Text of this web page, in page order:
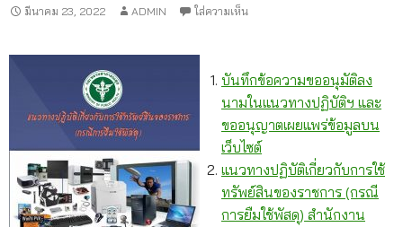
มีนาคม 23, 2022 ADMIN ใส่ความเห็น
บันทึกข้อความขออนุมัติลง
นามในแนวทางปฏิบัติฯ และ
ขออนุญาตเผยแพร่ข้อมูลบน
เว็บไซต์
แนวทางปฏิบัติเกี่ยวกับการใช้
ทรัพย์สินของราชการ (กรณี
การยืมใช้พัสดุ) สำนักงาน